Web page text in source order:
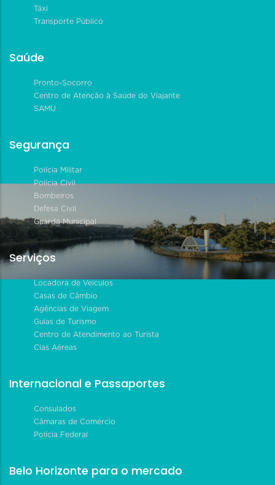
Táxi
Transporte Público
Saúde
Pronto-Socorro
Centro de Atenção à Saúde do Viajante
SAMU
Segurança
Polícia Militar
Polícia Civil
Bombeiros
Defesa Civil
Guarda Municipal
Serviços
Locadora de Veículos
Casas de Câmbio
Agências de Viagem
Guias de Turismo
Centro de Atendimento ao Turista
Cias Aéreas
Internacional e Passaportes
Consulados
Câmaras de Comércio
Polícia Federal
Belo Horizonte para o mercado